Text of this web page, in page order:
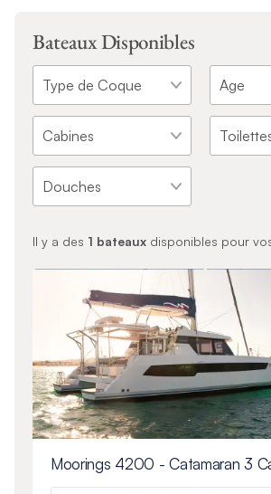
Bateaux Disponibles
Il y a des 1 bateauxdisponibles pour
Moorings 4200 - Catamaran 3